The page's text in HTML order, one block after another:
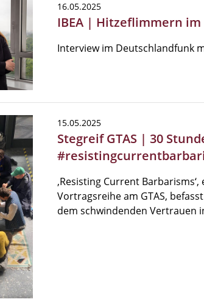
16.05.2025
IBEA | Hitzeflimmern
Interview im Deutschlandfunk
15.05.2025
Stegreif GTAS | 30
‚Resisting Current
Vortragsreihe am GTAS,
dem schwindenden Vertrauen